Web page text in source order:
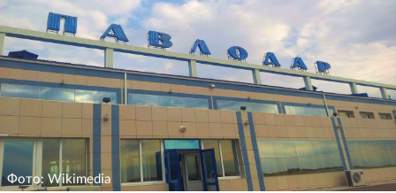
Фото: Wikimedia